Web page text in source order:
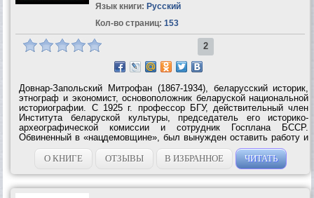
Язык книги: Русский
Кол-во страниц: 153
2
Довнар-Запольский Митрофан (1867-1934), беларусский историк,
этнограф и экономист, основоположник беларуской национальной
историографии. С 1925 г. профессор БГУ, действительный член
Института беларуской культуры, председатель его историко-
археографической комиссии и сотрудник Госплана БССР.
Обвиненный в «нацдемовщине», был вынужден оставить работу и
в 1926 г. выехать в Москву. Было заблокировано его избрание
академиком АН СССР, осуждена...
О КНИГЕ ОТЗЫВЫ В ИЗБРАННОЕ ЧИТАТЬ